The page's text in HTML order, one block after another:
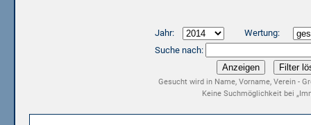
Jahr:
Wertung:
Suche nach:
Gesucht wird in Name, Vorname, Verein -
Keine Suchmöglichkeit bei